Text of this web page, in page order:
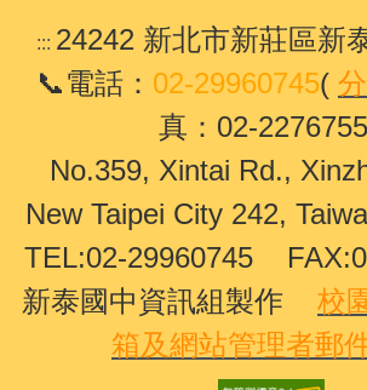
::: 24242 新北市新莊區新
📞電話： 02-29960745(
真：02-
No.359, Xintai Rd.,
New Taipei City 242,
TEL:02-29960745
新泰國中資訊組製作 校
箱及網站管理者郵